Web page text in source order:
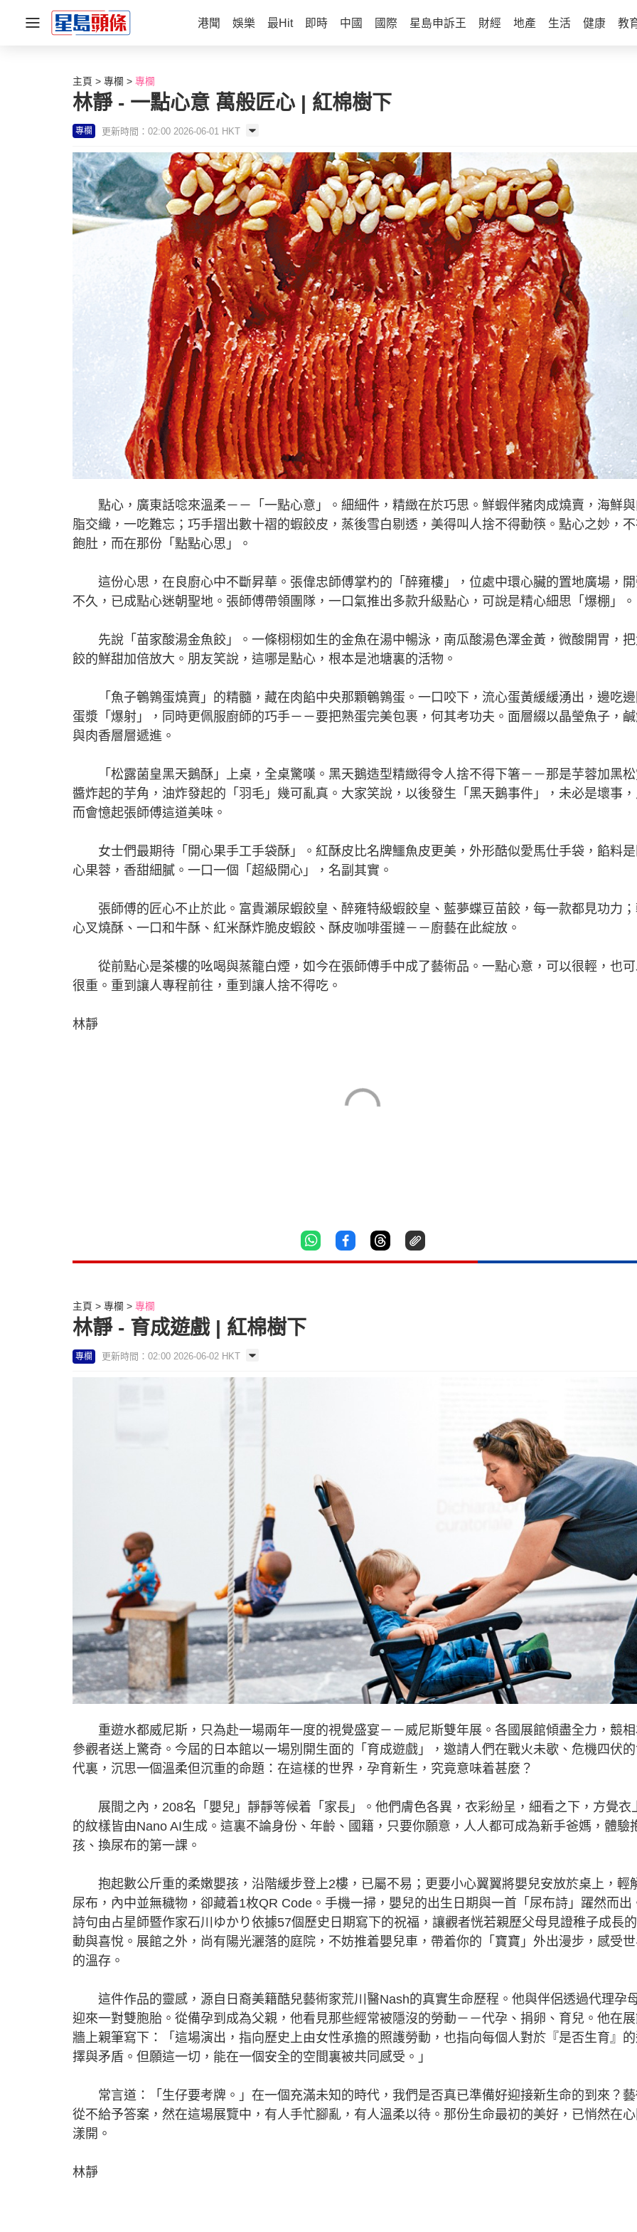
港聞 娛樂 最Hit 即時 中國 國際 星島申訴王 財經 地產 生活 健康 教
主頁 專欄 專欄
林靜 - 一點心意 萬般匠心 | 紅棉樹下
專欄 更新時間：02:00 2026-06-01 HKT
點心，廣東話唸來溫柔－－「一點心意」。細細件，精緻在於巧思。鮮蝦伴豬肉成燒賣，海鮮
脂交織，一吃難忘；巧手摺出數十褶的蝦餃皮，蒸後雪白剔透，美得叫人捨不得動筷。點心之妙，
飽肚，而在那份「點點心思」。
這份心思，在良廚心中不斷昇華。張偉忠師傅掌杓的「醉雍樓」，位處中環心臟的置地廣場，
不久，已成點心迷朝聖地。張師傅帶領團隊，一口氣推出多款升級點心，可說是精心細思「爆棚」。
先說「苗家酸湯金魚餃」。一條栩栩如生的金魚在湯中暢泳，南瓜酸湯色澤金黃，微酸開胃，
餃的鮮甜加倍放大。朋友笑說，這哪是點心，根本是池塘裏的活物。
「魚子鵪鶉蛋燒賣」的精髓，藏在肉餡中央那顆鵪鶉蛋。一口咬下，流心蛋黃緩緩湧出，邊吃
蛋漿「爆射」，同時更佩服廚師的巧手－－要把熟蛋完美包裹，何其考功夫。面層綴以晶瑩魚子，
與肉香層層遞進。
「松露菌皇黑天鵝酥」上桌，全桌驚嘆。黑天鵝造型精緻得令人捨不得下箸－－那是芋蓉加黑
醬炸起的芋角，油炸發起的「羽毛」幾可亂真。大家笑說，以後發生「黑天鵝事件」，未必是壞事
而會憶起張師傅這道美味。
女士們最期待「開心果手工手袋酥」。紅酥皮比名牌鱷魚皮更美，外形酷似愛馬仕手袋，餡料
心果蓉，香甜細膩。一口一個「超級開心」，名副其實。
張師傅的匠心不止於此。富貴瀨尿蝦餃皇、醉雍特級蝦餃皇、藍夢蝶豆苗餃，每一款都見功力
心叉燒酥、一口和牛酥、紅米酥炸脆皮蝦餃、酥皮咖啡蛋撻－－廚藝在此綻放。
從前點心是茶樓的吆喝與蒸籠白煙，如今在張師傅手中成了藝術品。一點心意，可以很輕，也
很重。重到讓人專程前往，重到讓人捨不得吃。
林靜
主頁 專欄 專欄
林靜 - 育成遊戲 | 紅棉樹下
專欄 更新時間：02:00 2026-06-02 HKT
重遊水都威尼斯，只為赴一場兩年一度的視覺盛宴－－威尼斯雙年展。各國展館傾盡全力，競
參觀者送上驚奇。今屆的日本館以一場別開生面的「育成遊戲」，邀請人們在戰火未歇、危機四伏
代裏，沉思一個溫柔但沉重的命題：在這樣的世界，孕育新生，究竟意味着甚麼？
展間之內，208名「嬰兒」靜靜等候着「家長」。他們膚色各異，衣彩紛呈，細看之下，方覺衣
的紋樣皆由Nano AI生成。這裏不論身份、年齡、國籍，只要你願意，人人都可成為新手爸媽，體驗
孩、換尿布的第一課。
抱起數公斤重的柔嫩嬰孩，沿階緩步登上2樓，已屬不易；更要小心翼翼將嬰兒安放於桌上，輕
尿布，內中並無穢物，卻藏着1枚QR Code。手機一掃，嬰兒的出生日期與一首「尿布詩」躍然而出
詩句由占星師暨作家石川ゆかり依據57個歷史日期寫下的祝福，讓觀者恍若親歷父母見證稚子成長
動與喜悅。展館之外，尚有陽光灑落的庭院，不妨推着嬰兒車，帶着你的「寶寶」外出漫步，感受
的溫存。
這件作品的靈感，源自日裔美籍酷兒藝術家荒川醫Nash的真實生命歷程。他與伴侶透過代理孕
迎來一對雙胞胎。從備孕到成為父親，他看見那些經常被隱沒的勞動－－代孕、捐卵、育兒。他在
牆上親筆寫下：「這場演出，指向歷史上由女性承擔的照護勞動，也指向每個人對於『是否生育』
擇與矛盾。但願這一切，能在一個安全的空間裏被共同感受。」
常言道：「生仔要考牌。」在一個充滿未知的時代，我們是否真已準備好迎接新生命的到來？
從不給予答案，然在這場展覽中，有人手忙腳亂，有人溫柔以待。那份生命最初的美好，已悄然在
漾開。
林靜